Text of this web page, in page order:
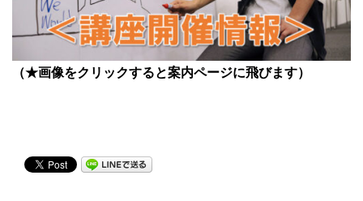
（★画像をクリックすると案内ページに飛びます）